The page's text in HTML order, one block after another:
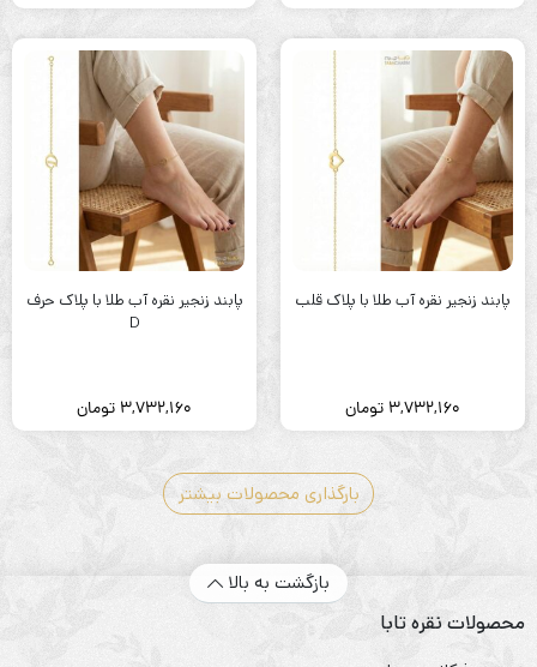
پابند زنجیر نقره آب طلا با پلاک قلب
3,732,160 تومان
پابند زنجیر نقره آب طلا با پلاک حرف
D
3,732,160 تومان
بارگذاری محصولات بیشتر
بازگشت به بالا
محصولات نقره تابا